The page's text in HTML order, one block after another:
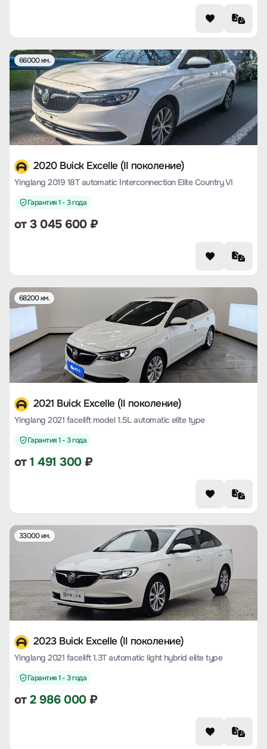
66000 км.
2020 Buick Excelle (II поколение)
Yinglang 2019 18T automatic Interconnection Elite Country VI
Гарантия 1 - 3 года
от3 045 600₽
68200 км.
2021 Buick Excelle (II поколение)
Yinglang 2021 facelift model 1.5L automatic elite type
Гарантия 1 - 3 года
от1 491 300₽
33000 км.
2023 Buick Excelle (II поколение)
Yinglang 2021 facelift 1.3T automatic light hybrid elite type
Гарантия 1 - 3 года
от2 986 000₽